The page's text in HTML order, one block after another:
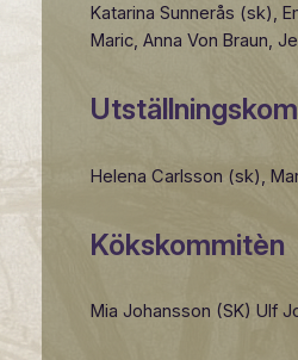
Katarina Sunnerås (sk),
Maric, Anna Von Braun,
Helena Carlsson (sk),
Kökskommitèn
Mia Johansson (SK) Ulf